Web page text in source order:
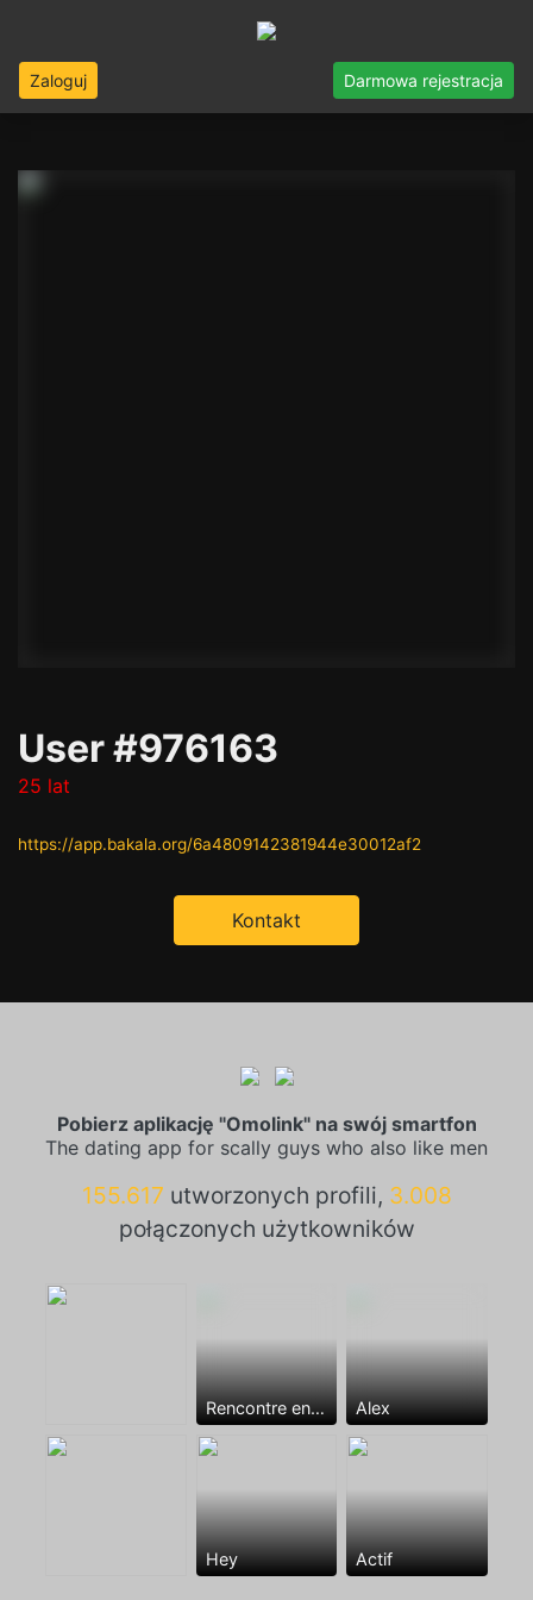
Zaloguj Darmowa rejestracja
User #976163
25 lat
https://app.bakala.org/6a4809142381944e30012af2
Kontakt
Pobierz aplikację "Omolink" na swój smartfon
The dating app for scally guys who also like men
155.617 utworzonych profili, 3.008
połączonych użytkowników
Rencontre entre mecs Alex
Hey Actif